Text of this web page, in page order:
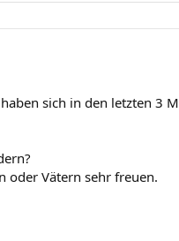
sich in den letzten 3
oder Vätern sehr freuen.